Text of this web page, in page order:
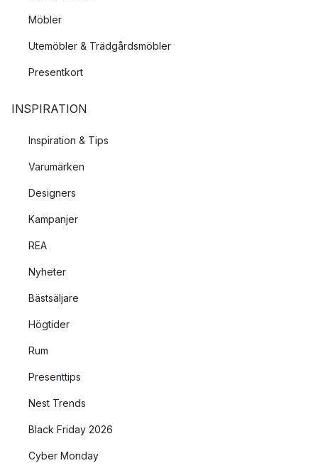
Möbler
Utemöbler & Trädgårdsmöbler
Presentkort
INSPIRATION
Inspiration & Tips
Varumärken
Designers
Kampanjer
REA
Nyheter
Bästsäljare
Högtider
Rum
Presenttips
Nest Trends
Black Friday 2026
Cyber Monday